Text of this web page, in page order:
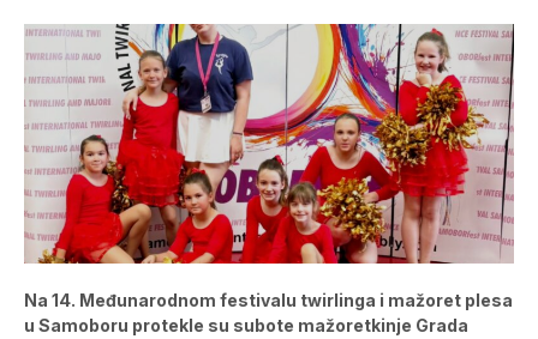
Na 14. Međunarodnom festivalu twirlinga i mažoret plesa
u Samoboru protekle su subote mažoretkinje Grada